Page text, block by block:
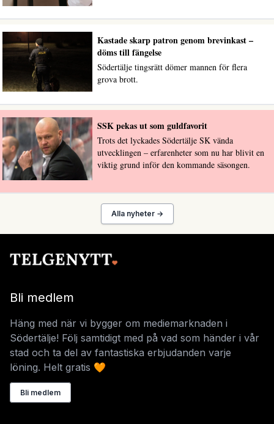
Kastade skarp patron genom brevinkast –
döms till fängelse
Södertälje tingsrätt dömer mannen för flera
grova brott.
SSK pekas ut som guldfavorit
Trots det lyckades Södertälje SK vända
utvecklingen – erfarenheter som nu har blivit en
viktig grund inför den kommande säsongen.
Alla nyheter →
Bli medlem
Häng med när vi bygger om mediemarknaden i
Södertälje! Följ samtidigt med på vad som händer i vår
stad och ta del av fantastiska erbjudanden varje
löning. Helt gratis 🧡
Bli medlem